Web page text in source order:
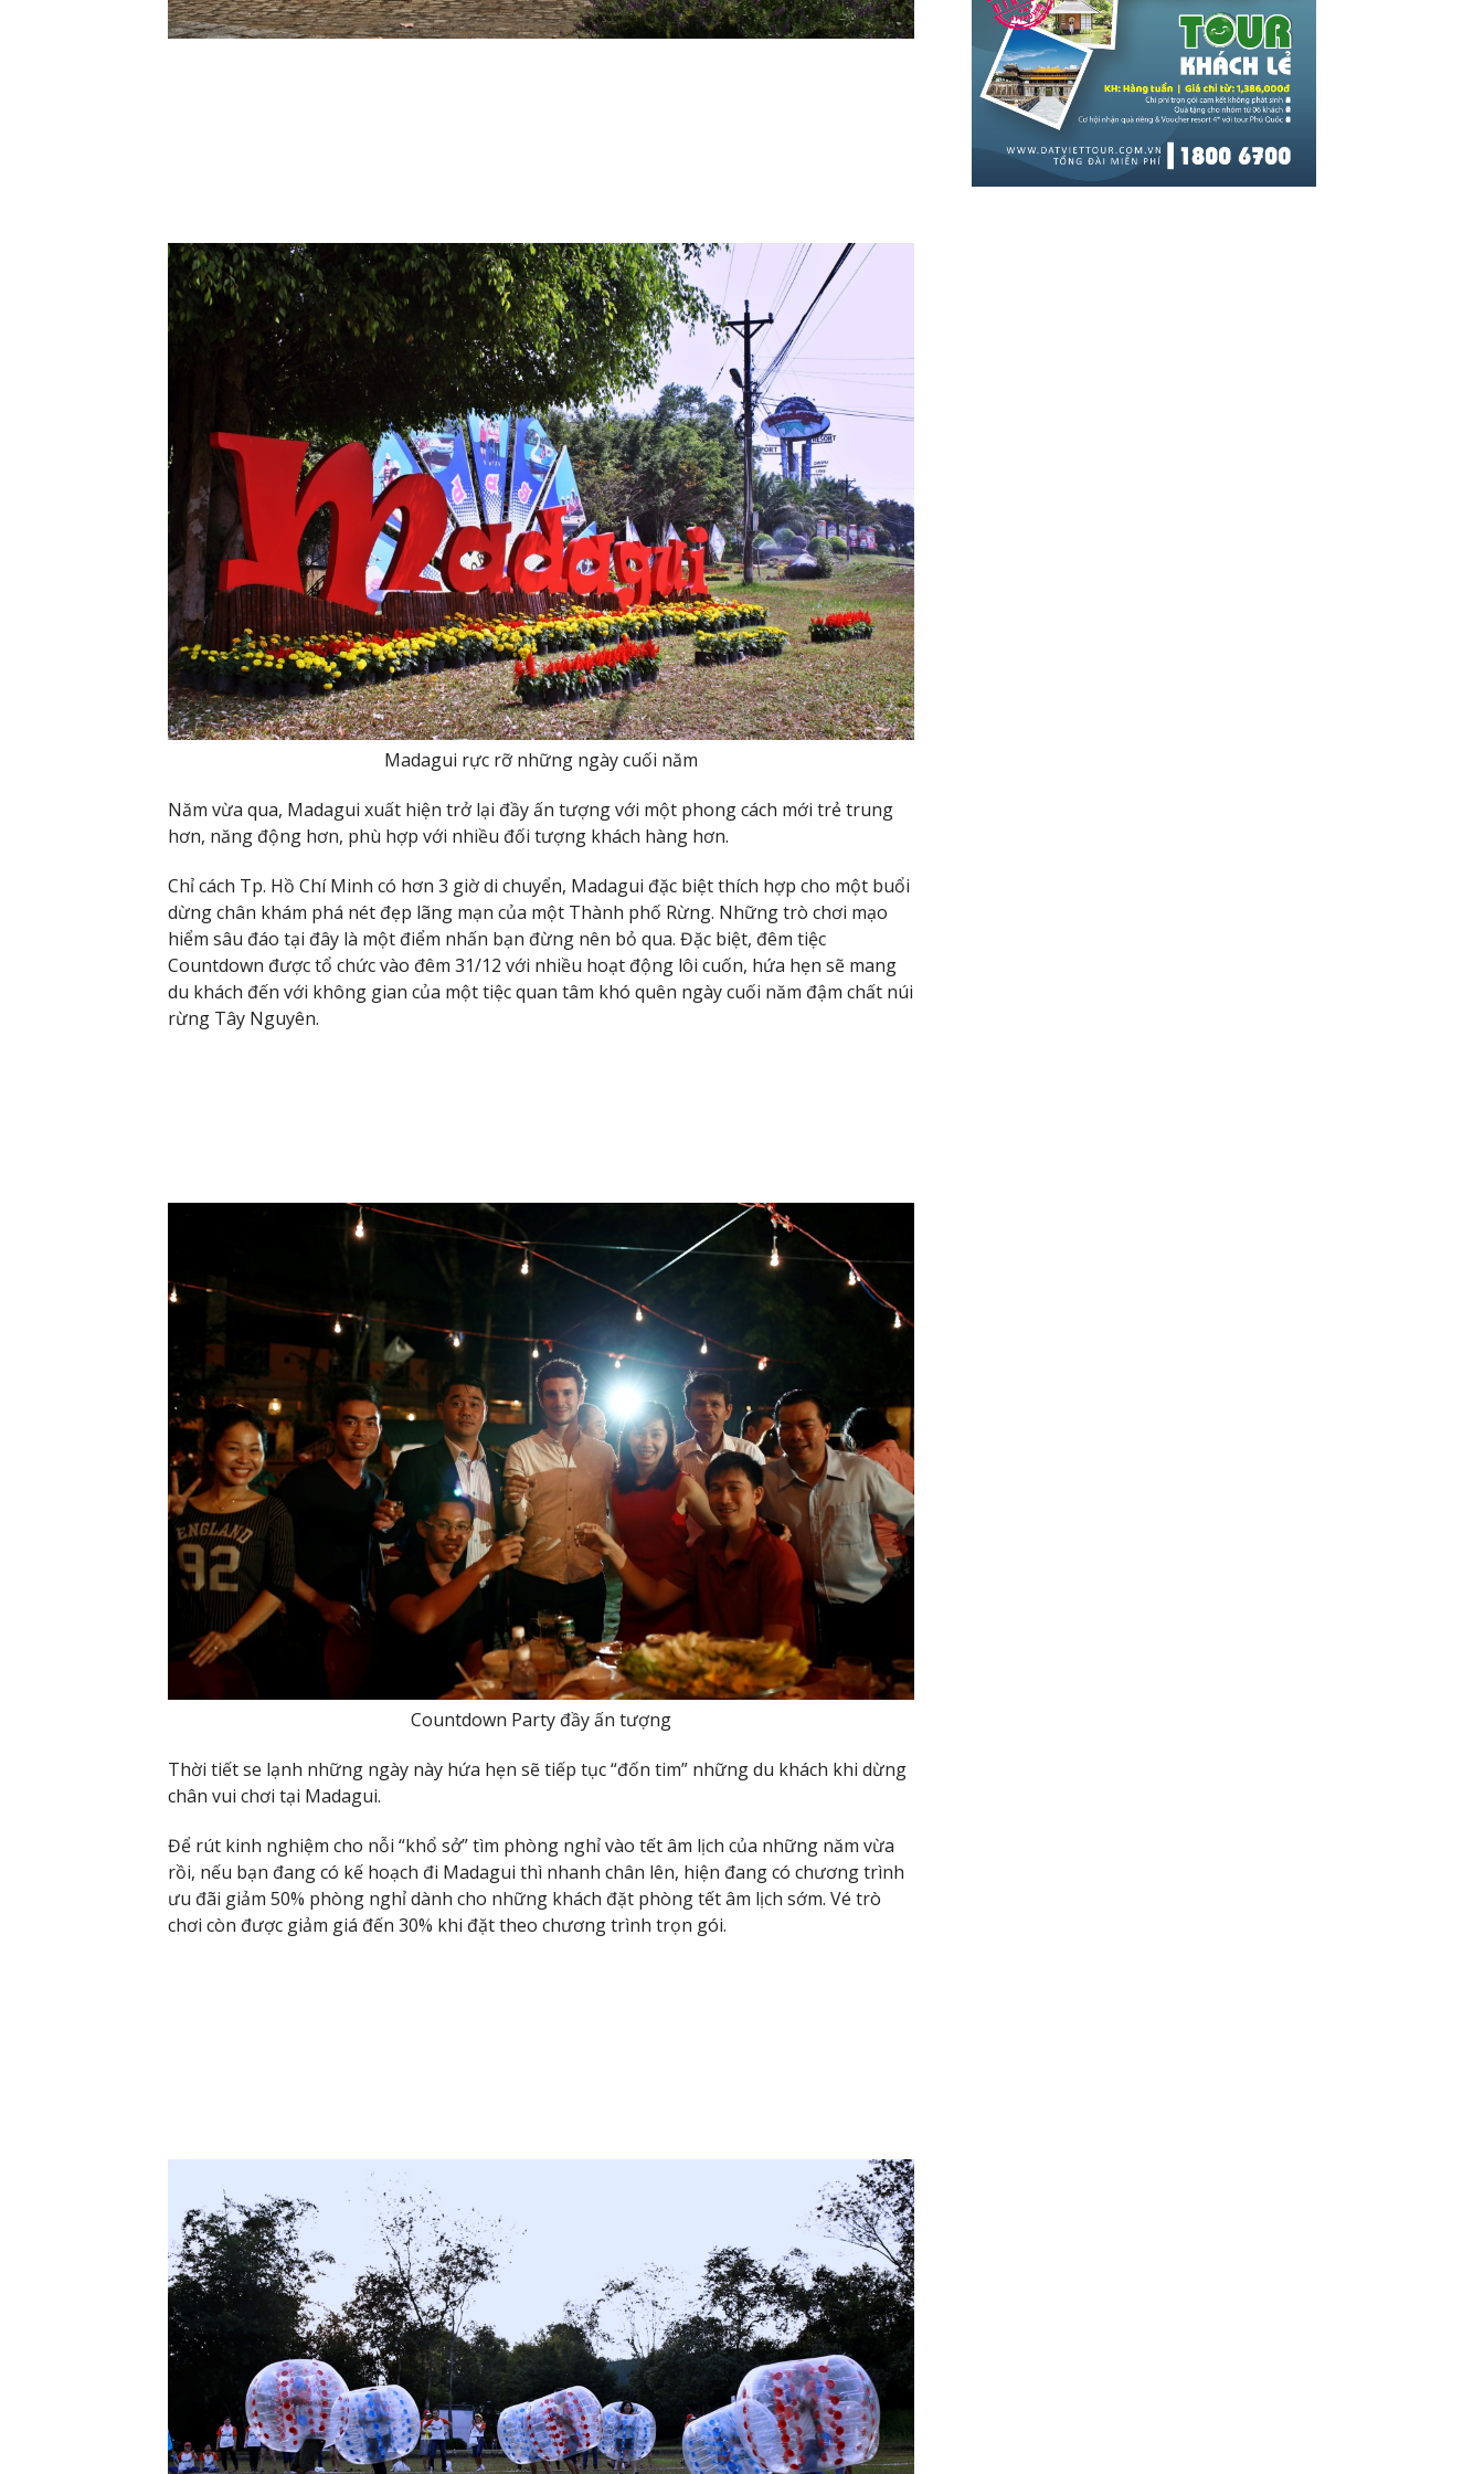
Madagui rực rỡ những ngày cuối năm
Năm vừa qua, Madagui xuất hiện trở lại đầy ấn tượng với một phong cách mới trẻ trung
hơn, năng động hơn, phù hợp với nhiều đối tượng khách hàng hơn.
Chỉ cách Tp. Hồ Chí Minh có hơn 3 giờ di chuyển, Madagui đặc biệt thích hợp cho một buổi
dừng chân khám phá nét đẹp lãng mạn của một Thành phố Rừng. Những trò chơi mạo
hiểm sâu đáo tại đây là một điểm nhấn bạn đừng nên bỏ qua. Đặc biệt, đêm tiệc
Countdown được tổ chức vào đêm 31/12 với nhiều hoạt động lôi cuốn, hứa hẹn sẽ mang
du khách đến với không gian của một tiệc quan tâm khó quên ngày cuối năm đậm chất núi
rừng Tây Nguyên.
Countdown Party đầy ấn tượng
Thời tiết se lạnh những ngày này hứa hẹn sẽ tiếp tục “đốn tim” những du khách khi dừng
chân vui chơi tại Madagui.
Để rút kinh nghiệm cho nỗi “khổ sở” tìm phòng nghỉ vào tết âm lịch của những năm vừa
rồi, nếu bạn đang có kế hoạch đi Madagui thì nhanh chân lên, hiện đang có chương trình
ưu đãi giảm 50% phòng nghỉ dành cho những khách đặt phòng tết âm lịch sớm. Vé trò
chơi còn được giảm giá đến 30% khi đặt theo chương trình trọn gói.